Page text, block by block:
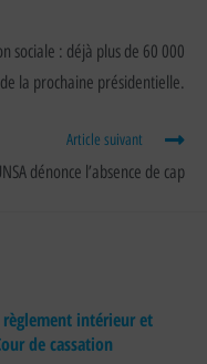
sociale : déjà plus de 60 000
la prochaine présidentielle.
Article suivant
dénonce l’absence de cap
intérieur et
de cassation